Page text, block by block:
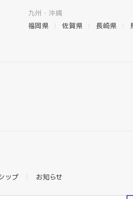
九州・沖縄
福岡県
佐賀県 長崎県
ップ お知らせ